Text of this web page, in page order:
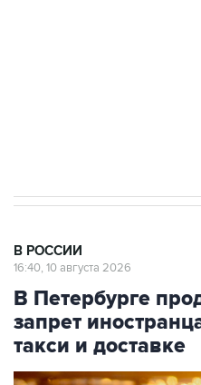
В РОССИИ
16:40, 10 августа 2026
В Петербурге
запрет
такси и доставке